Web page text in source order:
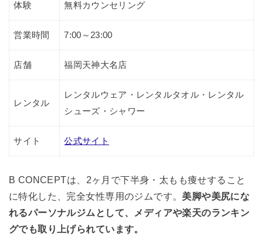
体験 無料カウンセリング
営業時間 7:00～23:00
店舗 福岡天神大名店
レンタル
レンタルウェア・レンタルタオル・レンタル
シューズ・シャワー
サイト 公式サイト
B CONCEPTは、2ヶ月で下半身・太もも痩せすること
に特化した、完全女性専用のジムです。 美脚や美尻にな
れるパーソナルジムとして、メディアや楽天のランキン
グでも取り上げられています。